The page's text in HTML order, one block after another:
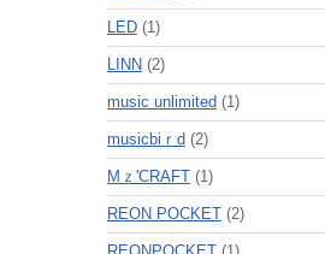
LED(1)
LINN (2)
music unlimited (1)
musicbiｒd (2)
Mｚ'CRAFT(1)
REON POCKET(2)